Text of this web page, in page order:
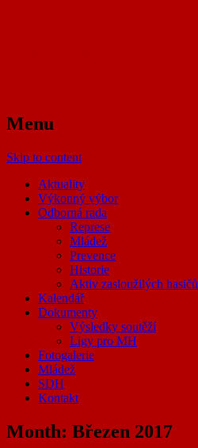
Menu
Skip to content
Aktuality
Výkonný výbor
Odborná rada
Represe
Mládež
Prevence
Historie
Aktiv zasloužilých hasičů
Kalendář
Dokumenty
Výsledky soutěží
Ligy pro MH
Fotogalerie
Mládež
SDH
Kontakt
Month: Březen 2017